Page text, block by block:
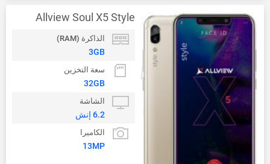
Allview Soul X5 Style
الذاكرة (RAM)
3GB
سعة التخزين
32GB
الشاشة
6.2 إنش
الكاميرا
13MP